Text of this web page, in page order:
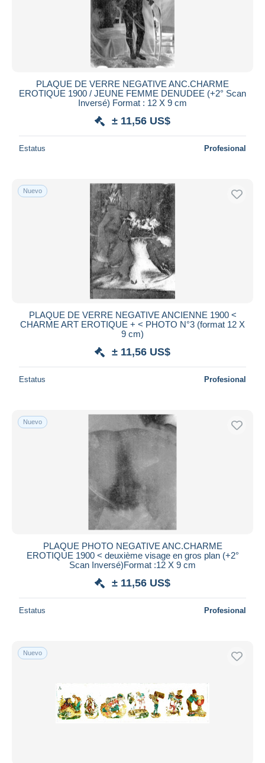
PLAQUE DE VERRE NEGATIVE ANC.CHARME
EROTIQUE 1900 / JEUNE FEMME DENUDEE (+2° Scan
Inversé) Format : 12 X 9 cm
± 11,56 US$
Estatus Profesional
Nuevo
PLAQUE DE VERRE NEGATIVE ANCIENNE 1900 <
CHARME ART EROTIQUE + < PHOTO N°3 (format 12 X
9 cm)
± 11,56 US$
Estatus Profesional
Nuevo
PLAQUE PHOTO NEGATIVE ANC.CHARME
EROTIQUE 1900 < deuxième visage en gros plan (+2°
Scan Inversé)Format :12 X 9 cm
± 11,56 US$
Estatus Profesional
Nuevo